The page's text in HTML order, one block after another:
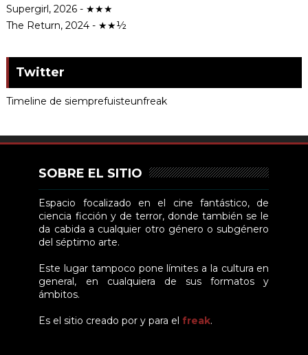
Supergirl, 2026 - ★★★
The Return, 2024 - ★★½
Twitter
Timeline de siemprefuisteunfreak
SOBRE EL SITIO
Espacio focalizado en el cine fantástico, de
ciencia ficción y de terror, donde también se le
da cabida a cualquier otro género o subgénero
del séptimo arte.
Este lugar tampoco pone límites a la cultura en
general, en cualquiera de sus formatos y
ámbitos.
Es el sitio creado por y para elfreak.